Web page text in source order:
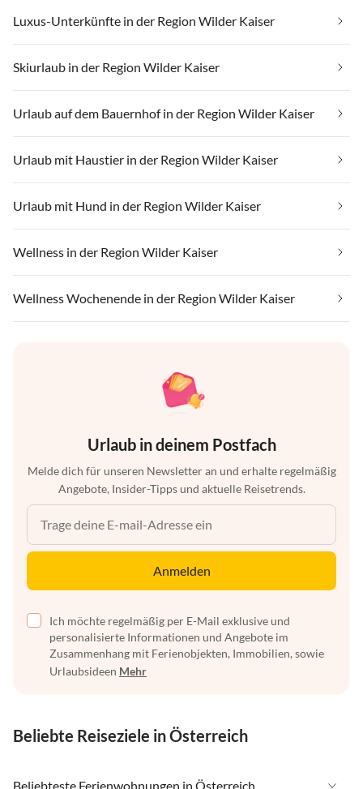
Luxus-Unterkünfte in der Region Wilder Kaiser
Skiurlaub in der Region Wilder Kaiser
Urlaub auf dem Bauernhof in der Region Wilder Kaiser
Urlaub mit Haustier in der Region Wilder Kaiser
Urlaub mit Hund in der Region Wilder Kaiser
Wellness in der Region Wilder Kaiser
Wellness Wochenende in der Region Wilder Kaiser
Urlaub in deinem Postfach
Melde dich für unseren Newsletter an und erhalte regelmäßig
Angebote, Insider-Tipps und aktuelle Reisetrends.
Anmelden
Ich möchte regelmäßig per E-Mail exklusive und
personalisierte Informationen und Angebote im
Zusammenhang mit Ferienobjekten, Immobilien, sowie
Urlaubsideen Mehr
Beliebte Reiseziele in Österreich
Beliebteste Ferienwohnungen in Österreich